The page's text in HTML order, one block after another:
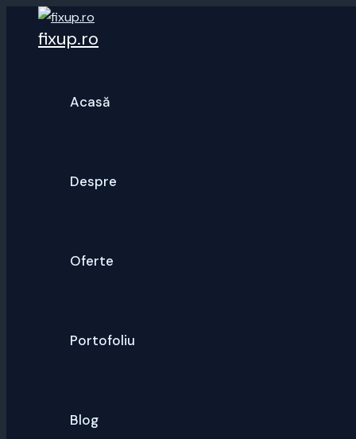
fixup.ro
Acasă
Despre
Oferte
Portofoliu
Blog